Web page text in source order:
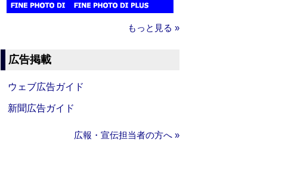
もっと見る »
広告掲載
ウェブ広告ガイド
新聞広告ガイド
広報・宣伝担当者の方へ »